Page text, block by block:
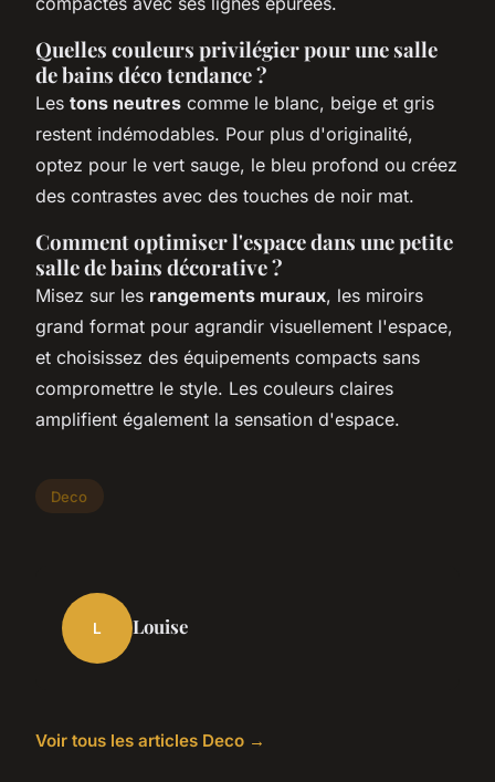
Quelles couleurs privilégier pour une salle
de bains déco tendance ?
Les tons neutres comme le blanc, beige et gris
restent indémodables. Pour plus d'originalité,
optez pour le vert sauge, le bleu profond ou créez
des contrastes avec des touches de noir mat.
Comment optimiser l'espace dans une petite
salle de bains décorative ?
Misez sur les rangements muraux, les miroirs
grand format pour agrandir visuellement l'espace,
et choisissez des équipements compacts sans
compromettre le style. Les couleurs claires
amplifient également la sensation d'espace.
Deco
L Louise
Voir tous les articles Deco →